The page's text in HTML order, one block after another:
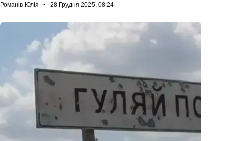
Романів Юлія 28 Грудня 2025, 08:24